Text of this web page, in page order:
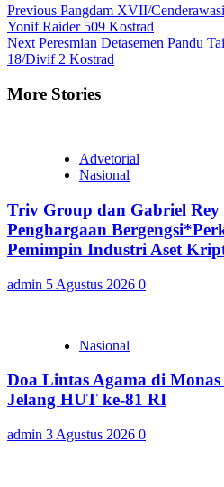
Continue
Reading
Previous Pangdam XVII/
Yonif Raider 509 Kostrad
Next Peresmian Detasemen Pandu
18/Divif 2 Kostrad
More Stories
Advetorial
Nasional
Triv Group dan Gabriel
Penghargaan
Pemimpin Industri Aset
admin 5 Agustus 2026 0
Nasional
Doa Lintas Agama di
Jelang HUT ke-81 RI
admin 3 Agustus 2026 0